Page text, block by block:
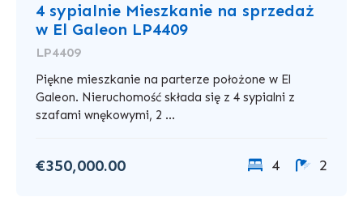
4 sypialnie Mieszkanie na sprzedaż
w El Galeon LP4409
LP4409
Piękne mieszkanie na parterze położone w El
Galeon. Nieruchomość składa się z 4 sypialni z
szafami wnękowymi, 2 ...
€350,000.00 4 2